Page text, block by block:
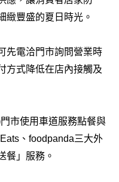
緻豐盛的夏日時光。
先電洽門市詢問營業時
方式降低在店內接觸及
市使用車道服務點餐與
、foodpanda三大外
餐」服務。